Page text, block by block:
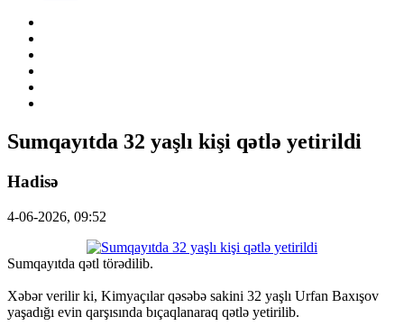
Sumqayıtda 32 yaşlı kişi qətlə yetirildi
Hadisə
4-06-2026, 09:52
Sumqayıtda qətl törədilib.
Xəbər verilir ki, Kimyaçılar qəsəbə sakini 32 yaşlı Urfan Baxışov
yaşadığı evin qarşısında bıçaqlanaraq qətlə yetirilib.